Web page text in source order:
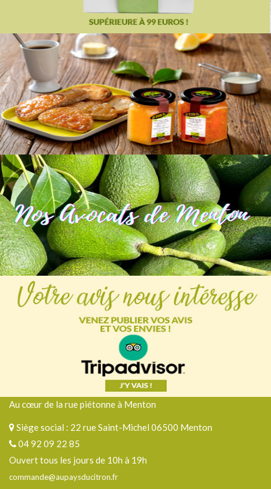
Au cœur de la rue piétonne à Menton
Siège social : 22 rue Saint-Michel 06500 Menton
04 92 09 22 85
Ouvert tous les jours de 10h à 19h
commande@aupaysducitron.fr